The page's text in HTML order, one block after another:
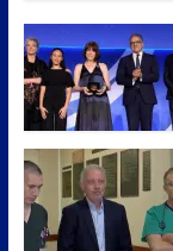
e
b
o
o
k
itt
er